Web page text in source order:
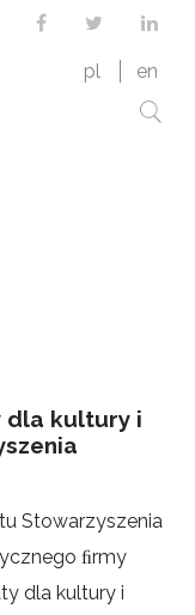
FacebookTwitter
pl en
dla kultury i
Stowarzyszenia
ﬁrmy
dla kultury i